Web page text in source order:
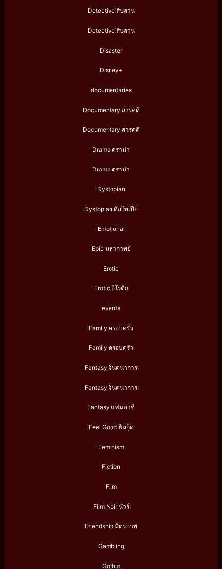
Detective สืบสวน
Detective สืบสวน
Disaster
Disney+
documentaries
Documentary สารคดี
Documentary สารคดี
Drama ดราม่า
Drama ดราม่า
Dystopian
Dystopian ดิสโทเปีย
Emotional
Epic มหากาพย์
Erotic
Erotic อีโรติก
events
Family ครอบครัว
Family ครอบครัว
Fantasy จินตนาการ
Fantasy จินตนาการ
Fantasy แฟนตาซี
Feel Good ฟีลกู้ด
Feminism
Fiction
Film
Film Noir นัวร์
Friendship มิตรภาพ
Gambling
Gothic